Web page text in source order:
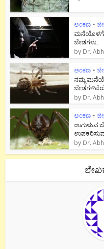
ಅಂಕಣ •
ಮನೆಯೊಳಗೆ
ಜೇಡಗಳು.
by Dr.
ಅಂಕಣ •
ನಮ್ಮ
by Dr.
ಅಂಕಣ •
ಉಗುಳುವ
by Dr.